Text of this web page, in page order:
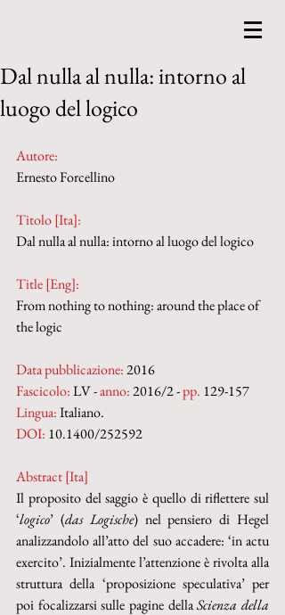
Dal nulla al nulla: intorno al
luogo del logico
Autore:
Ernesto Forcellino
Titolo [Ita]:
Dal nulla al nulla: intorno al luogo del logico
Title [Eng]:
From nothing to nothing: around the place of
the logic
Data pubblicazione: 2016
Fascicolo: LV - anno: 2016/2 - pp. 129-157
Lingua: Italiano.
DOI: 10.1400/252592
Abstract [Ita]
Il proposito del saggio è quello di riflettere sul
‘logico’ (das Logische) nel pensiero di Hegel
analizzandolo all’atto del suo accadere: ‘in actu
exercito’. Inizialmente l’attenzione è rivolta alla
struttura della ‘proposizione speculativa’ per
poi focalizzarsi sulle pagine della Scienza della